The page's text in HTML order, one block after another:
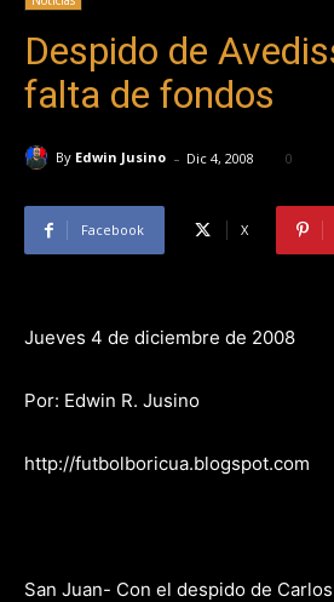
Despido de
falta de fondos
By Edwin Jusino - Dic 4, 2008 0
Facebook X
Jueves 4 de diciembre de 2008
Por: Edwin R. Jusino
http://futbolboricua.blogspot.com
San Juan- Con el despido de